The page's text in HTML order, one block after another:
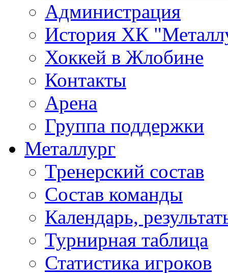
Администрация
История ХК
Хоккей в Жлобине
Контакты
Арена
Группа поддержки
Металлург
Тренерский состав
Состав команды
Календарь,
Турнирная таблица
Статистика игроков